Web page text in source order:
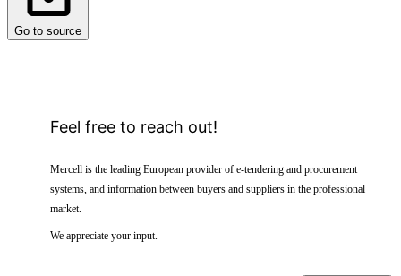
Go to source
Feel free to reach out!
Mercell is the leading European provider of e-tendering and procurement
systems, and information between buyers and suppliers in the professional
market.
We appreciate your input.